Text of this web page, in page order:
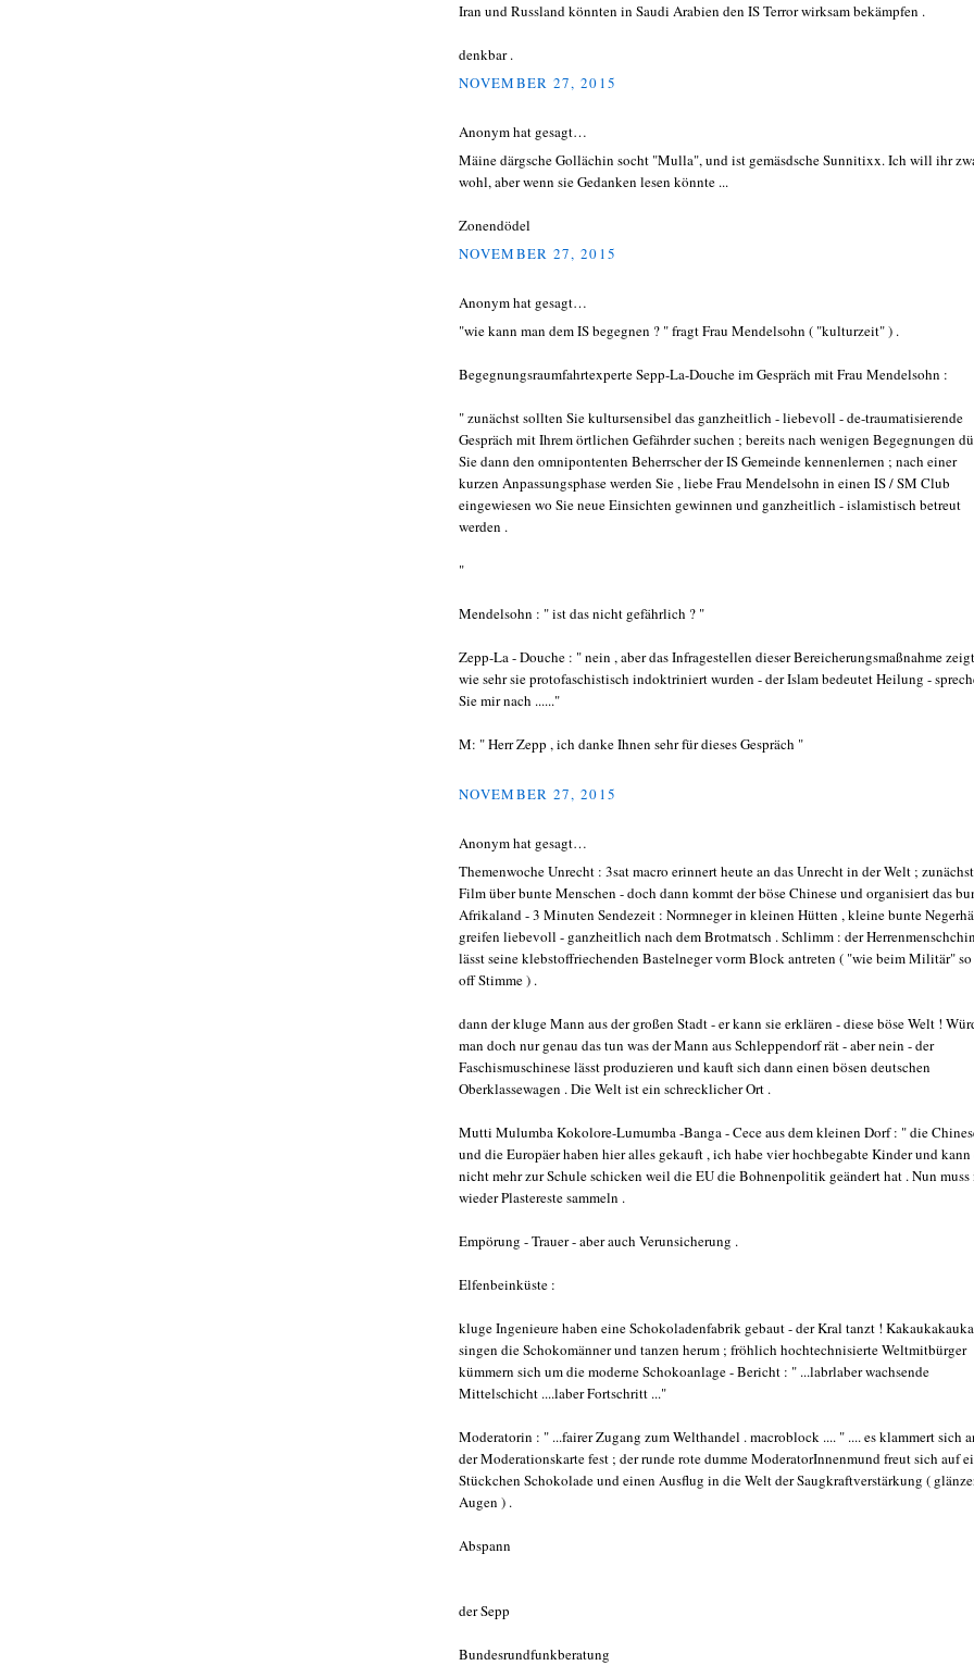
Iran und Russland könnten in Saudi Arabien den IS Terror wirksam bekämpfen .
denkbar .
NOVEMBER 27, 2015
Anonym hat gesagt…
Mäine därgsche Gollächin socht "Mulla", und ist gemäsdsche Sunnitixx. Ich will ihr
wohl, aber wenn sie Gedanken lesen könnte ...
Zonendödel
NOVEMBER 27, 2015
Anonym hat gesagt…
"wie kann man dem IS begegnen ? " fragt Frau Mendelsohn ( "kulturzeit" ) .
Begegnungsraumfahrtexperte Sepp-La-Douche im Gespräch mit Frau Mendelsohn :
" zunächst sollten Sie kultursensibel das ganzheitlich - liebevoll - de-traumatisierende
Gespräch mit Ihrem örtlichen Gefährder suchen ; bereits nach wenigen Begegnungen
Sie dann den omnipontenten Beherrscher der IS Gemeinde kennenlernen ; nach einer
kurzen Anpassungsphase werden Sie , liebe Frau Mendelsohn in einen IS / SM Club
eingewiesen wo Sie neue Einsichten gewinnen und ganzheitlich - islamistisch betreut
werden .
"
Mendelsohn : " ist das nicht gefährlich ? "
Zepp-La - Douche : " nein , aber das Infragestellen dieser Bereicherungsmaßnahme zeigt
wie sehr sie protofaschistisch indoktriniert wurden - der Islam bedeutet Heilung -
Sie mir nach ......"
M: " Herr Zepp , ich danke Ihnen sehr für dieses Gespräch "
NOVEMBER 27, 2015
Anonym hat gesagt…
Themenwoche Unrecht : 3sat macro erinnert heute an das Unrecht in der Welt ;
Film über bunte Menschen - doch dann kommt der böse Chinese und organisiert das
Afrikaland - 3 Minuten Sendezeit : Normneger in kleinen Hütten , kleine bunte
greifen liebevoll - ganzheitlich nach dem Brotmatsch . Schlimm : der
lässt seine klebstoffriechenden Bastelneger vorm Block antreten ( "wie beim Militär"
off Stimme ) .
dann der kluge Mann aus der großen Stadt - er kann sie erklären - diese böse Welt !
man doch nur genau das tun was der Mann aus Schleppendorf rät - aber nein - der
Faschismuschinese lässt produzieren und kauft sich dann einen bösen deutschen
Oberklassewagen . Die Welt ist ein schrecklicher Ort .
Mutti Mulumba Kokolore-Lumumba -Banga - Cece aus dem kleinen Dorf : " die
und die Europäer haben hier alles gekauft , ich habe vier hochbegabte Kinder und
nicht mehr zur Schule schicken weil die EU die Bohnenpolitik geändert hat . Nun muss
wieder Plastereste sammeln .
Empörung - Trauer - aber auch Verunsicherung .
Elfenbeinküste :
kluge Ingenieure haben eine Schokoladenfabrik gebaut - der Kral tanzt !
singen die Schokomänner und tanzen herum ; fröhlich hochtechnisierte Weltmitbürger
kümmern sich um die moderne Schokoanlage - Bericht : " ...labrlaber wachsende
Mittelschicht ....laber Fortschritt ..."
Moderatorin : " ...fairer Zugang zum Welthandel . macroblock .... " .... es klammert sich
der Moderationskarte fest ; der runde rote dumme ModeratorInnenmund freut sich auf
Stückchen Schokolade und einen Ausflug in die Welt der Saugkraftverstärkung (
Augen ) .
Abspann
der Sepp
Bundesrundfunkberatung